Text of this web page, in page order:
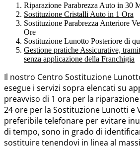
Riparazione Parabrezza Auto in 30
Sostituzione Cristalli Auto in 1 Ora
Sostituzione Parabrezza Anteriore
Ore
Sostituzione Lunotto Posteriore di
Gestione pratiche Assicurative,
senza applicazione della Franchigia
Il nostro Centro Sostituzione
esegue i servizi sopra elencati su
preavviso di 1 ora per la
24 ore per la Sostituzione Lunotti e
preferibile telefonare per evitare
di tempo, sono in grado di
sostituire tenendovi in linea al